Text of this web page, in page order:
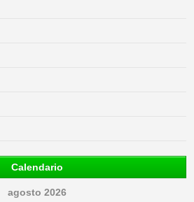
Calendario
agosto 2026